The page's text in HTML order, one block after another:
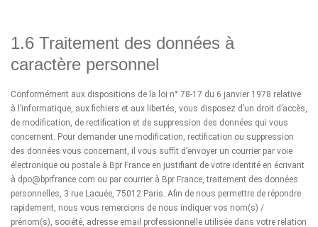
1.6 Traitement des données à
caractère personnel
Conformément aux dispositions de la loi n° 78-17 du 6 janvier 1978 relative
à l’informatique, aux fichiers et aux libertés, vous disposez d’un droit d’accès,
de modification, de rectification et de suppression des données qui vous
concernent. Pour demander une modification, rectification ou suppression
des données vous concernant, il vous suffit d’envoyer un courrier par voie
électronique ou postale à Bpr France en justifiant de votre identité en écrivant
à dpo@bprfrance.com ou par courrier à Bpr France, traitement des données
personnelles, 3 rue Lacuée, 75012 Paris. Afin de nous permettre de répondre
rapidement, nous vous remercions de nous indiquer vos nom(s) /
prénom(s), société, adresse email professionnelle utilisée dans votre relation